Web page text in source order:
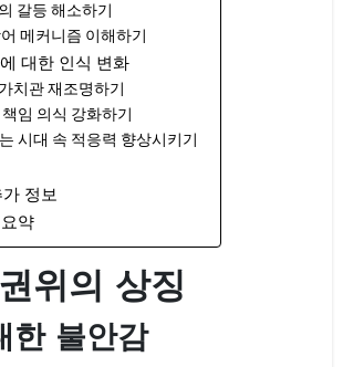
갈등 해소하기
메커니즘 이해하기
대한 인식 변화
치관 재조명하기
임 의식 강화하기
시대 속 적응력 향상시키기
정보
약
위의 상징
한 불안감